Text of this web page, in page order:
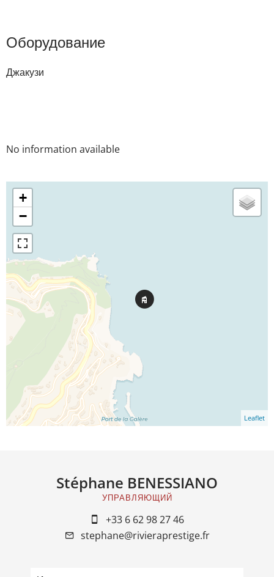
Оборудование
Джакузи
No information available
+
−
Leaflet
Stéphane BENESSIANO
УПРАВЛЯЮЩИЙ
+33 6 62 98 27 46
stephane@rivieraprestige.fr